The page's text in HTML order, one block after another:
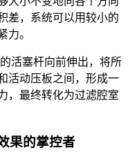
差，系统可以用较小的
力。
活塞杆向前伸出，将所
活动压板之间，形成一
，最终转化为过滤腔室
果的掌控者